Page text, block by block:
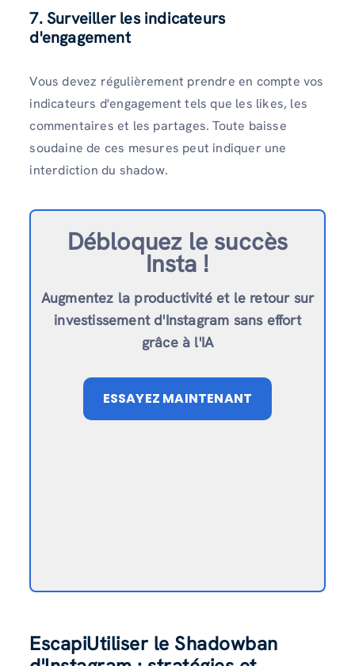
7. Surveiller les indicateurs
d'engagement
Vous devez régulièrement prendre en compte vos
indicateurs d'engagement tels que les likes, les
commentaires et les partages. Toute baisse
soudaine de ces mesures peut indiquer une
interdiction du shadow.
Débloquez le succès
Insta !
Augmentez la productivité et le retour sur
investissement d'Instagram sans effort
grâce à l'IA
ESSAYEZ MAINTENANT
EscapiUtiliser le Shadowban